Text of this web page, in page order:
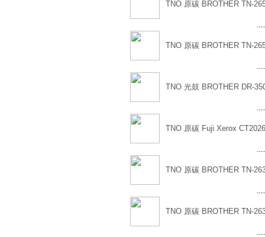
TNO 原碳 BROTHER TN-
TNO 原碳 BROTHER TN-
TNO 光鼓 BROTHER DR-
TNO 原碳 Fuji Xerox
TNO 原碳 BROTHER TN-
TNO 原碳 BROTHER TN-